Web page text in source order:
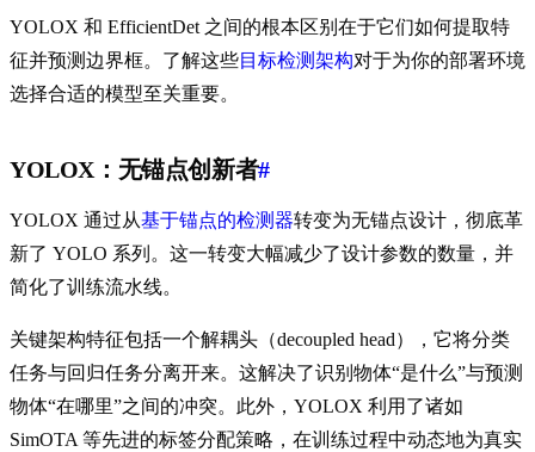
YOLOX 和 EfficientDet 之间的根本区别在于它们如何提取特
征并预测边界框。了解这些目标检测架构对于为你的部署环境
选择合适的模型至关重要。
YOLOX：无锚点创新者#
YOLOX 通过从基于锚点的检测器转变为无锚点设计，彻底革
新了 YOLO 系列。这一转变大幅减少了设计参数的数量，并
简化了训练流水线。
关键架构特征包括一个解耦头（decoupled head），它将分类
任务与回归任务分离开来。这解决了识别物体“是什么”与预测
物体“在哪里”之间的冲突。此外，YOLOX 利用了诸如
SimOTA 等先进的标签分配策略，在训练过程中动态地为真实